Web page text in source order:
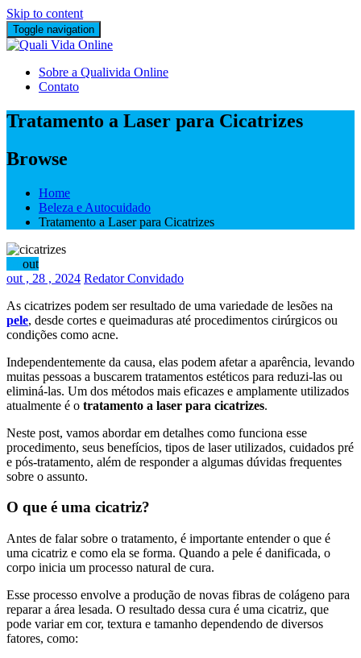
Skip to content
Toggle navigation
Sobre a Qualivida Online
Contato
Tratamento a Laser para Cicatrizes
Browse
Home
Beleza e Autocuidado
Tratamento a Laser para Cicatrizes
out
out , 28 , 2024 Redator Convidado
As cicatrizes podem ser resultado de uma variedade de lesões na
pele, desde cortes e queimaduras até procedimentos cirúrgicos ou
condições como acne.
Independentemente da causa, elas podem afetar a aparência, levando
muitas pessoas a buscarem tratamentos estéticos para reduzi-las ou
eliminá-las. Um dos métodos mais eficazes e amplamente utilizados
atualmente é o tratamento a laser para cicatrizes.
Neste post, vamos abordar em detalhes como funciona esse
procedimento, seus benefícios, tipos de laser utilizados, cuidados pré
e pós-tratamento, além de responder a algumas dúvidas frequentes
sobre o assunto.
O que é uma cicatriz?
Antes de falar sobre o tratamento, é importante entender o que é
uma cicatriz e como ela se forma. Quando a pele é danificada, o
corpo inicia um processo natural de cura.
Esse processo envolve a produção de novas fibras de colágeno para
reparar a área lesada. O resultado dessa cura é uma cicatriz, que
pode variar em cor, textura e tamanho dependendo de diversos
fatores, como: